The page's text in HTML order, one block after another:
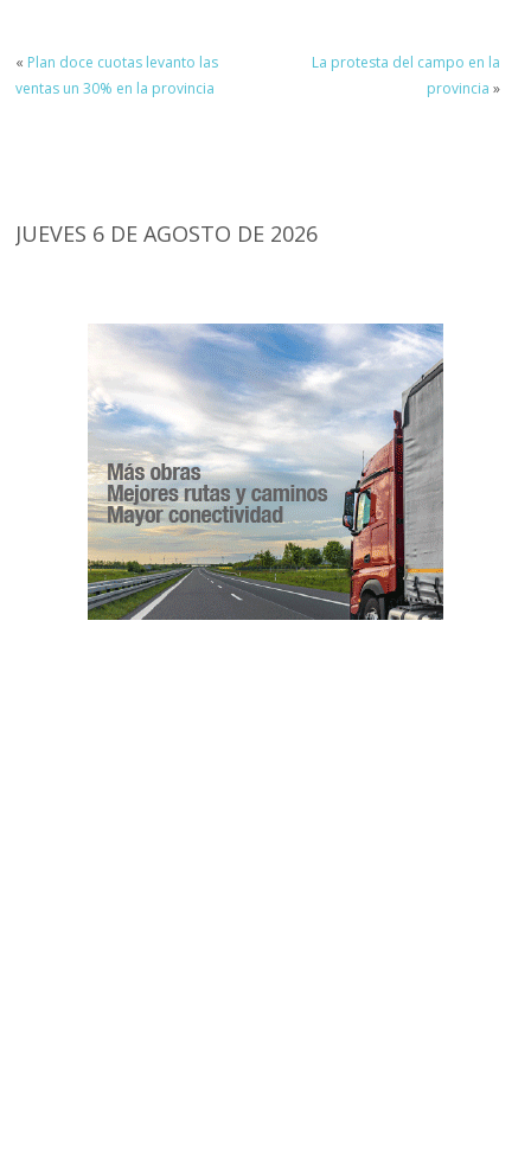
« Plan doce cuotas levanto las
ventas un 30% en la provincia
La protesta del campo en la
provincia »
JUEVES 6 DE AGOSTO DE 2026